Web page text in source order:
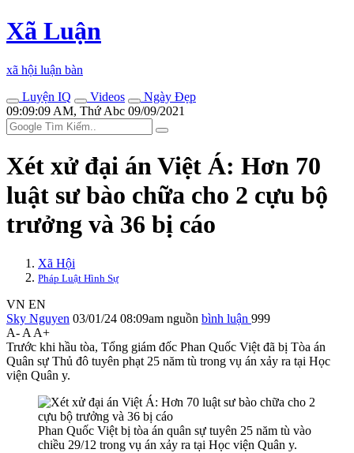
Xã Luận
xã hội luận bàn
Luyện IQ
Videos
Ngày Đẹp
09:09:09 AM, Thứ Abc 09/09/2021
Xét xử đại án Việt Á: Hơn 70
luật sư bào chữa cho 2 cựu bộ
trưởng và 36 bị cáo
Xã Hội
Pháp Luật Hình Sự
VN EN
Sky Nguyen 03/01/24 08:09am nguồn bình luận 999
A- A A+
Trước khi hầu tòa, Tổng giám đốc Phan Quốc Việt đã bị Tòa án
Quân sự Thủ đô tuyên phạt 25 năm tù trong vụ án xảy ra tại Học
viện Quân y.
Phan Quốc Việt bị tòa án quân sự tuyên 25 năm tù vào
chiều 29/12 trong vụ án xảy ra tại Học viện Quân y.